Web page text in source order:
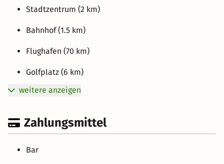
Stadtzentrum (2 km)
Bahnhof (1.5 km)
Flughafen (70 km)
Golfplatz (6 km)
weitere anzeigen
Zahlungsmittel
Bar